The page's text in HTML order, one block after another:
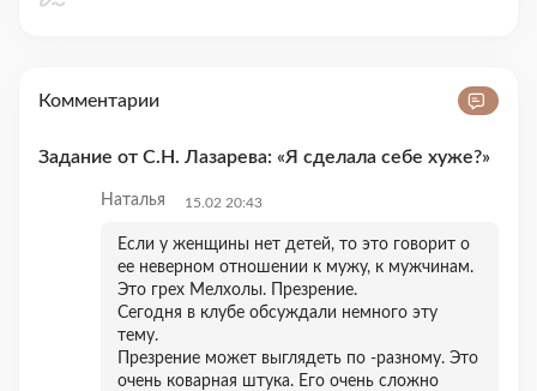
Комментарии
Задание от С.Н. Лазарева: «Я сделала себе хуже?»
Наталья 15.02 20:43
Если у женщины нет детей, то это говорит о
ее неверном отношении к мужу, к мужчинам.
Это грех Мелхолы. Презрение.
Сегодня в клубе обсуждали немного эту
тему.
Презрение может выглядеть по -разному. Это
очень коварная штука. Его очень сложно